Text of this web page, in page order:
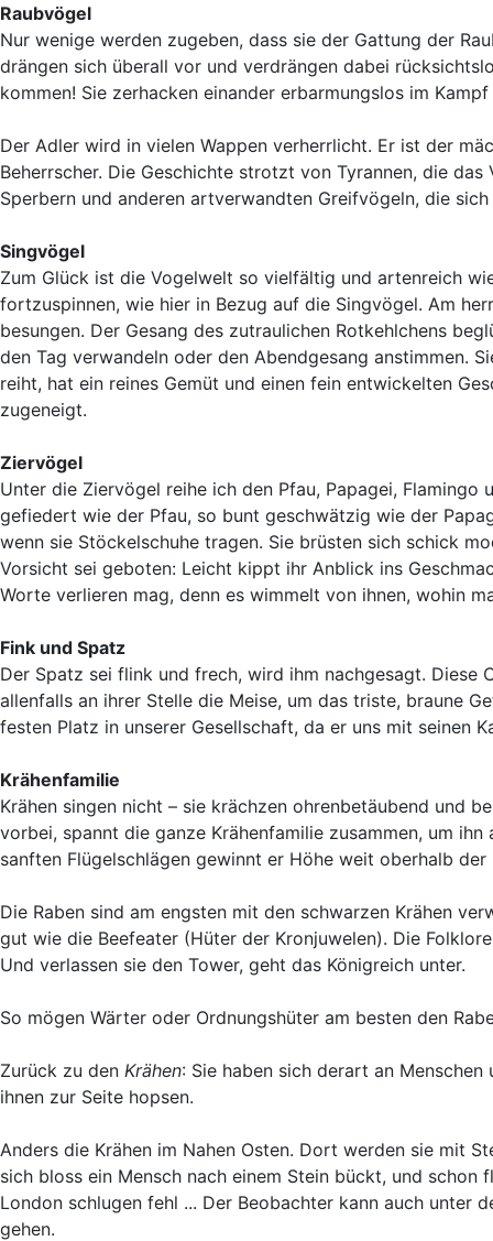
Raubvögel
Nur wenige werden zugeben, dass sie der Gattung der
drängen sich überall vor und verdrängen dabei
kommen! Sie zerhacken einander erbarmungslos im
Der Adler wird in vielen Wappen verherrlicht. Er ist der
Beherrscher. Die Geschichte strotzt von Tyrannen, die
Sperbern und anderen artverwandten Greifvögeln, die
Singvögel
Zum Glück ist die Vogelwelt so vielfältig und artenreich
fortzuspinnen, wie hier in Bezug auf die Singvögel. Am
besungen. Der Gesang des zutraulichen Rotkehlchens
den Tag verwandeln oder den Abendgesang anstimmen.
reiht, hat ein reines Gemüt und einen fein entwickelten
zugeneigt.
Ziervögel
Unter die Ziervögel reihe ich den Pfau, Papagei,
gefiedert wie der Pfau, so bunt geschwätzig wie der
wenn sie Stöckelschuhe tragen. Sie brüsten sich schick
Vorsicht sei geboten: Leicht kippt ihr Anblick ins
Worte verlieren mag, denn es wimmelt von ihnen, wohin
Fink und Spatz
Der Spatz sei flink und frech, wird ihm nachgesagt.
allenfalls an ihrer Stelle die Meise, um das triste, braune
festen Platz in unserer Gesellschaft, da er uns mit seinen
Krähenfamilie
Krähen singen nicht – sie krächzen ohrenbetäubend und
vorbei, spannt die ganze Krähenfamilie zusammen, um
sanften Flügelschlägen gewinnt er Höhe weit oberhalb
Die Raben sind am engsten mit den schwarzen Krähen
gut wie die Beefeater (Hüter der Kronjuwelen). Die
Und verlassen sie den Tower, geht das Königreich unter.
So mögen Wärter oder Ordnungshüter am besten den
Zurück zu den Krähen: Sie haben sich derart an
ihnen zur Seite hopsen.
Anders die Krähen im Nahen Osten. Dort werden sie mit
sich bloss ein Mensch nach einem Stein bückt, und
London schlugen fehl ... Der Beobachter kann auch unter
gehen.